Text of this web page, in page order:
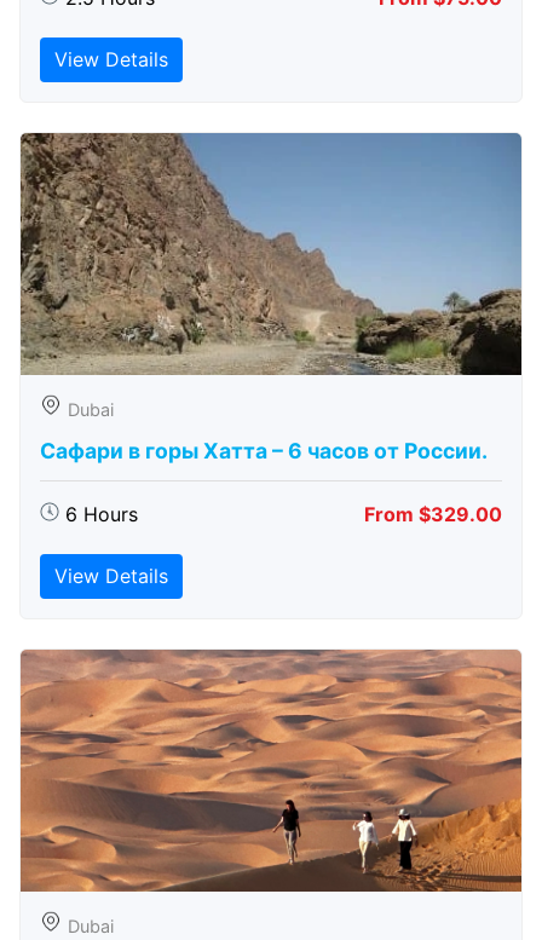
View Details
Dubai
Сафари в горы Хатта – 6 часов от России.
6 Hours From $329.00
View Details
Dubai